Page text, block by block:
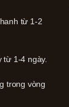
từ 1-2
từ 1-4 ngày.
trong vòng